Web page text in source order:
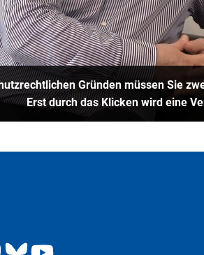
Gründen müssen Sie
Erst durch das Klicken wird eine